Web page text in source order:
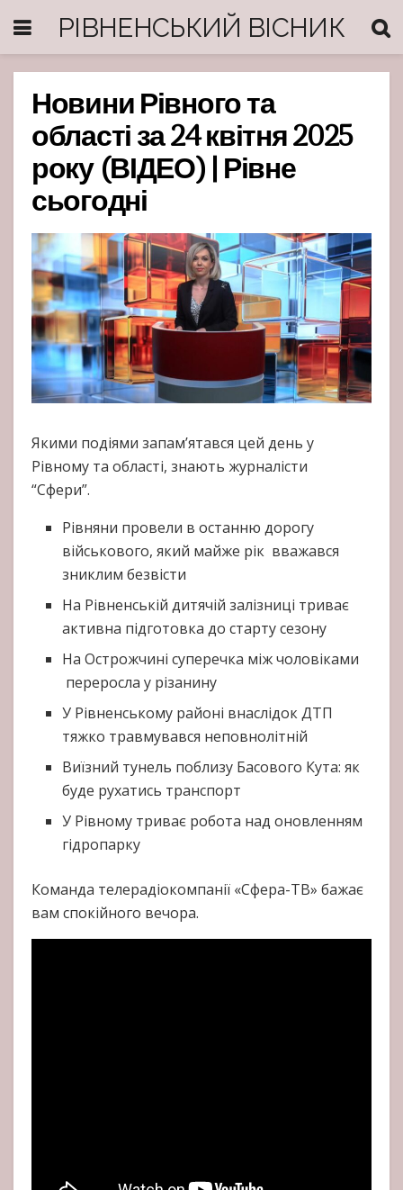
РІВНЕНСЬКИЙ ВІСНИК
Новини Рівного та
області за 24 квітня 2025
року (ВІДЕО) | Рівне
сьогодні
Якими подіями запам’ятався цей день у
Рівному та області, знають журналісти
“Сфери”.
Рівняни провели в останню дорогу
військового, який майже рік вважався
зниклим безвісти
На Рівненській дитячій залізниці триває
активна підготовка до старту сезону
На Острожчині суперечка між чоловіками
переросла у різанину
У Рівненському районі внаслідок ДТП
тяжко травмувався неповнолітній
Виїзний тунель поблизу Басового Кута: як
буде рухатись транспорт
У Рівному триває робота над оновленням
гідропарку
Команда телерадіокомпанії «Сфера-ТВ» бажає
вам спокійного вечора.